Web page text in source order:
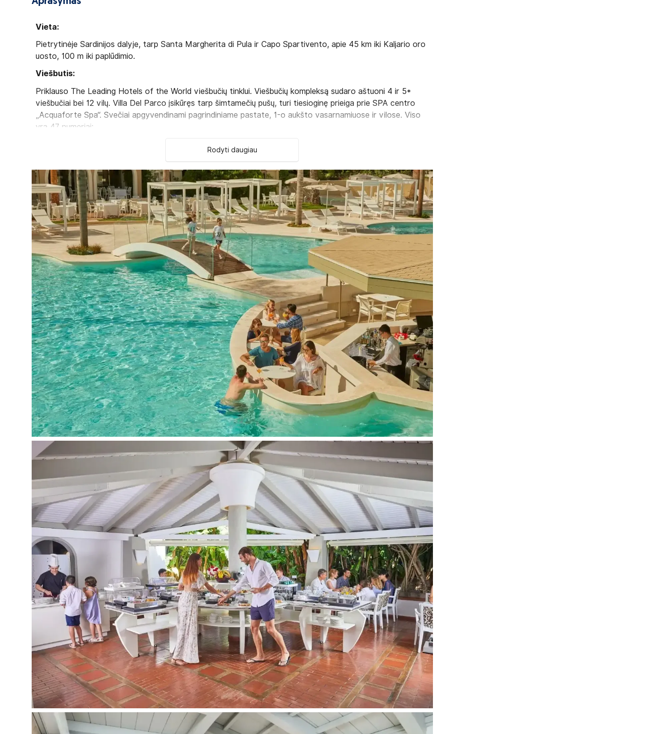
Vieta:
Pietrytinėje Sardinijos dalyje, tarp Santa Margherita di Pula ir Capo Spartivento, apie 45 km iki Kaljario oro
uosto, 100 m iki paplūdimio.
Viešbutis:
Priklauso The Leading Hotels of the World viešbučių tinklui. Viešbučių kompleksą sudaro aštuoni 4 ir 5*
viešbučiai bei 12 vilų. Villa Del Parco įsikūręs tarp šimtamečių pušų, turi tiesioginę prieiga prie SPA centro
„Acquaforte Spa“. Svečiai apgyvendinami pagrindiniame pastate, 1-o aukšto vasarnamiuose ir vilose. Viso
yra 47 numeriai:
2 + terasa 25 m
Viešbučio kategorija šalyje - 5*
Kambariuose:
vonios kambarys
plaukų džiovintuvas: yra
oro kondicionierius: yra
seifas yra
televizorius: yra
telefonas
CD/DVD grotuvas
mini baras (užpildytas)
Viešbučio teritorijoje:
restoranai: 21 (nuosavas restoranas Belvedere (1* Michelin)
barai: 14
baseinas: 10
prie baseino: skėčiai, gultai - nemokamai
prie baseino: paplūdimio rankšluosčiai: nemokamai
SPA centras: už papildomą mokestį
amfiteatras
sodas
jachtų nuoma: už papildomą mokestį
gydytojo iškvietimas: už papildomą mokestį
belaidis internetas: nemokamai
automobilių nuoma: už papildomą mokestį
grožio salonas: už papildomą mokestį
parduotuvės: už papildomą mokestį
bankomatas
vaistinė: už papildomą mokestį
Pramogos ir sportas:
golfas: už papildomą mokestį
burlenčių sportas: už papildomą mokestį
futbolo aikštė: už papildomą mokestį
pramoginiai renginiai: nemokamai
"bananas": už papildomą mokestį
treniruoklių salė: nemokamai
boulingas: už papildomą mokestį
jodinėjimas žirgais
motoroleris: už papildomą mokestį
vandens slidės: už papildomą mokestį
buriavinas: už papildomą mokestį
vakariniai renginiai (mados šou, spektakliai, pramoginės šou programos, italų menininkų koncertai):
nemokamai
kartingas: už papildomą mokestį
teniso kortas
nardymo centras: už papildomą mokestį
diskoteka
Rodyti daugiau